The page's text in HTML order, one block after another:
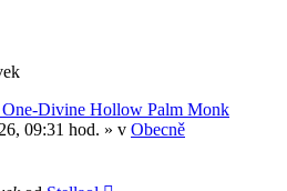
Divine Hollow Palm Monk
09:31 hod. » v Obecně